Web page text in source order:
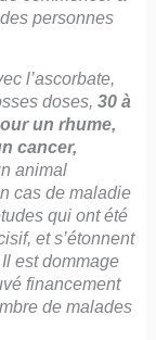
personnes
l’ascorbate,
doses, 30 à
un rhume,
cancer,
animal
cas de maladie
qui ont été
et s’étonnent
est dommage
financement
de malades